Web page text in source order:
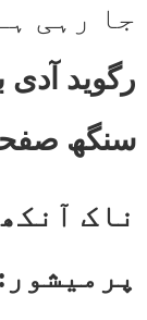
جا رہی
رگوید
سنگھ صفحہ ۱۲۲ ۔بیان
ناک